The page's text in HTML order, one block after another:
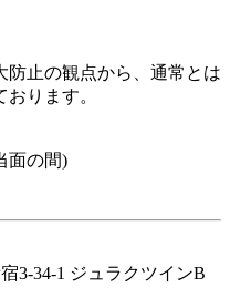
防止の観点から、通常とは
ります。
面の間)
3-34-1 ジュラクツインB